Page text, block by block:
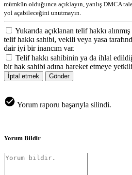
mümkün olduğunca açıklayın, yanlış DMCA
yol açabileceğini unutmayın.
Yukarıda açıklanan telif hakkı alınmış
telif hakkı sahibi, vekili veya yasa
dair iyi bir inancım var.
Telif hakkı sahibinin ya da ihlal
bir hak sahibi adına hareket etmeye
İptal etmek Gönder
Yorum raporu başarıyla silindi.
Yorum Bildir